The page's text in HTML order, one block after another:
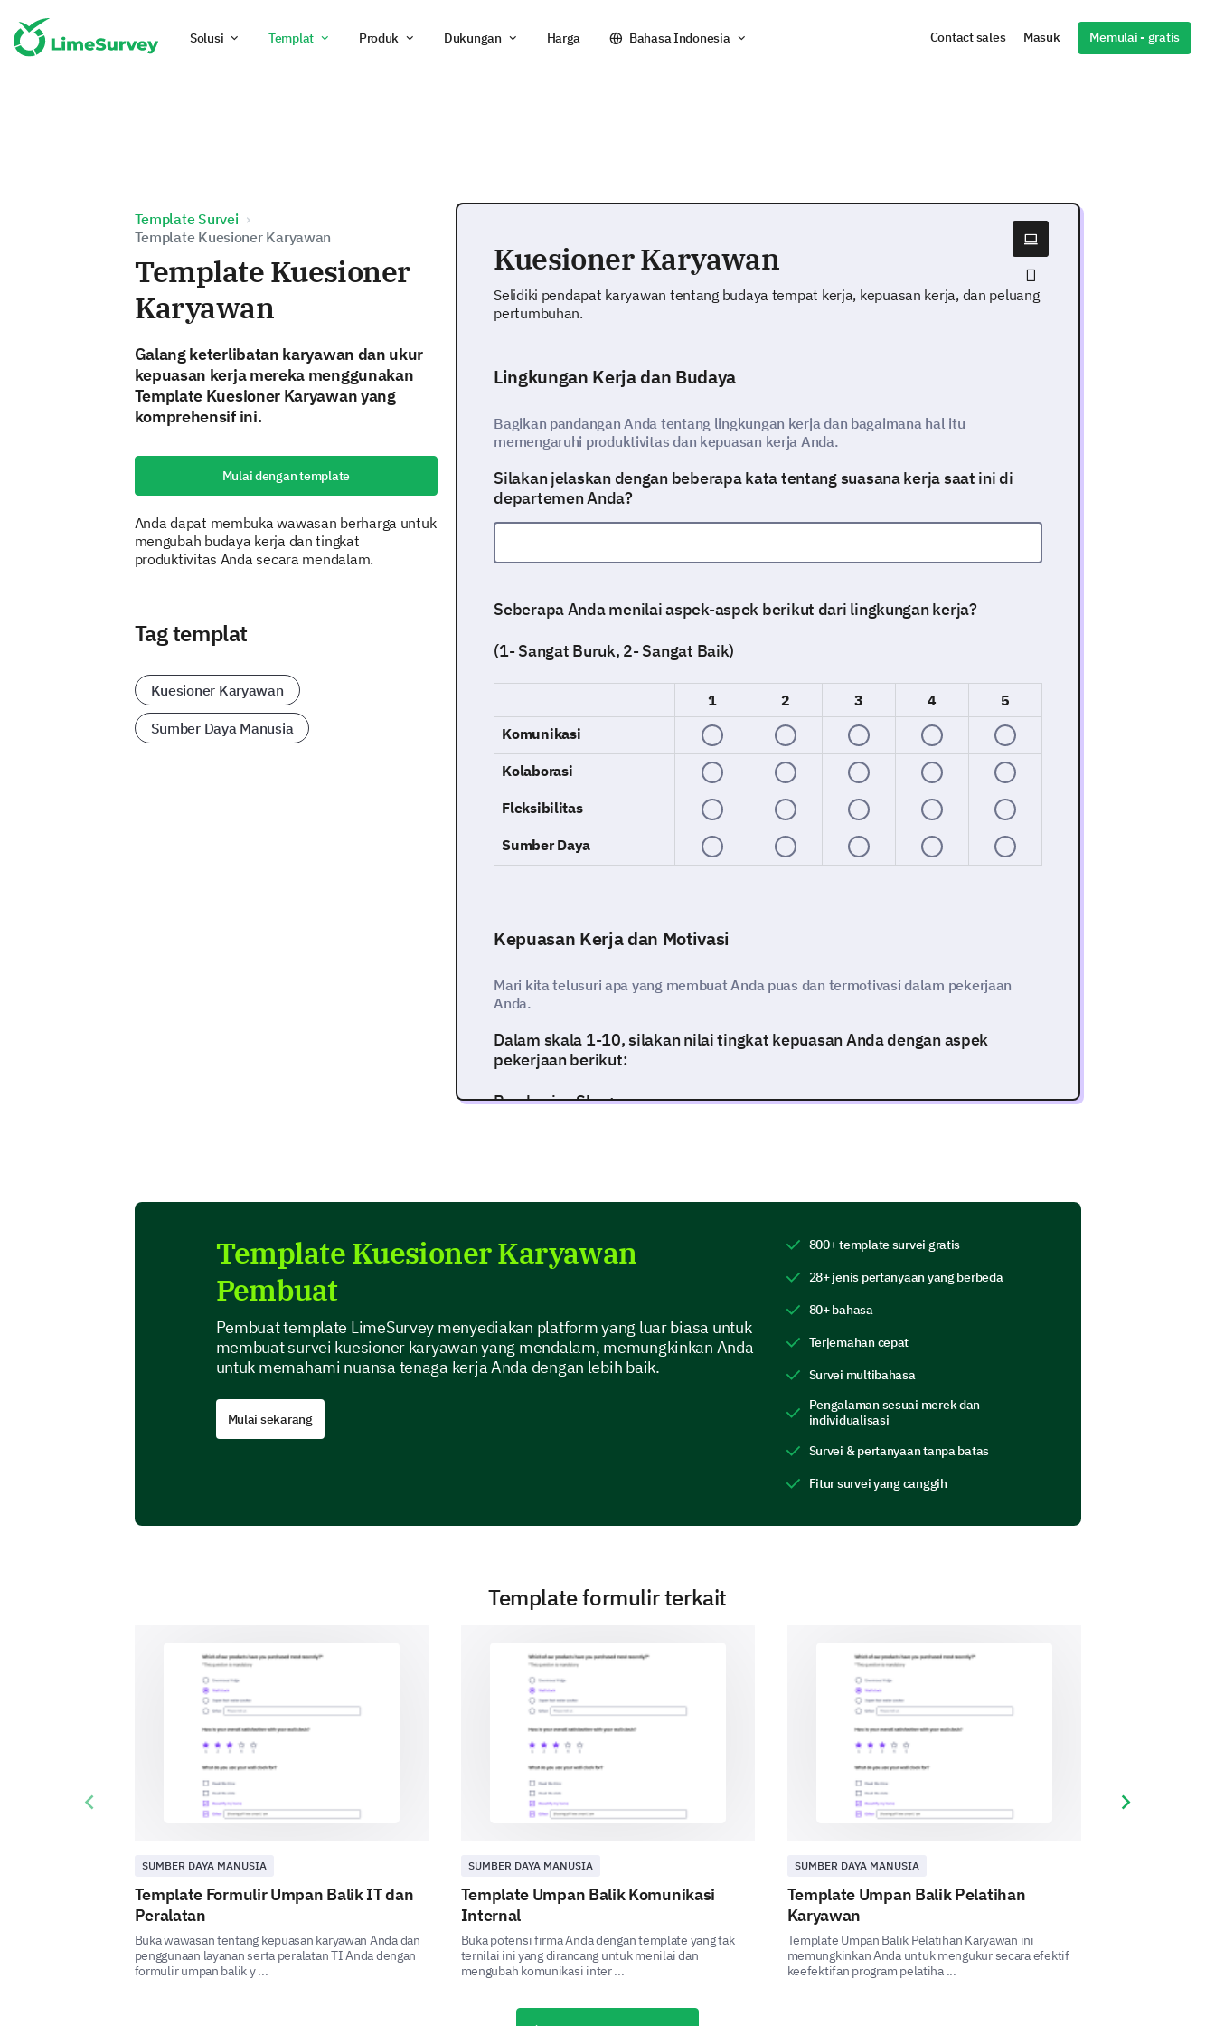
Solusi Templat Produk Dukungan Harga Bahasa Indonesia Contact sales Masuk Memulai - gratis
Template Survei
Template Kuesioner Karyawan
Template Kuesioner
Karyawan
Galang keterlibatan karyawan dan ukur
kepuasan kerja mereka menggunakan
Template Kuesioner Karyawan yang
komprehensif ini.
Mulai dengan template
Anda dapat membuka wawasan berharga untuk
mengubah budaya kerja dan tingkat
produktivitas Anda secara mendalam.
Tag templat
Kuesioner Karyawan
Sumber Daya Manusia
Kuesioner Karyawan
Selidiki pendapat karyawan tentang budaya tempat kerja, kepuasan kerja, dan peluang
pertumbuhan.
Lingkungan Kerja dan Budaya
Bagikan pandangan Anda tentang lingkungan kerja dan bagaimana hal itu
memengaruhi produktivitas dan kepuasan kerja Anda.
Silakan jelaskan dengan beberapa kata tentang suasana kerja saat ini di
departemen Anda?
Seberapa Anda menilai aspek-aspek berikut dari lingkungan kerja?
(1- Sangat Buruk, 2- Sangat Baik)
1 2 3 4
5
Komunikasi
Kolaborasi
Fleksibilitas
Sumber Daya
Kepuasan Kerja dan Motivasi
Mari kita telusuri apa yang membuat Anda puas dan termotivasi dalam pekerjaan
Anda.
Dalam skala 1-10, silakan nilai tingkat kepuasan Anda dengan aspek
pekerjaan berikut:
Pemberian Skor:
Gaji
Peluang kemajuan karir
Apa yang paling memotivasi Anda di tempat kerja?
Bantu kami untuk memahami bagaimana kami dapat membantu pertumbuhan dan
Apakah Anda telah menerima pelatihan yang cukup untuk menjalankan
pekerjaan Anda secara efektif?
Ya Tidak
Pelatihan tambahan atau peluang pengembangan profesional apa yang
Anda ingin lihat di masa depan?
Template Kuesioner Karyawan
Pembuat
Pembuat template LimeSurvey menyediakan platform yang luar biasa untuk
membuat survei kuesioner karyawan yang mendalam, memungkinkan Anda
untuk memahami nuansa tenaga kerja Anda dengan lebih baik.
Mulai sekarang
800+ template survei gratis
28+ jenis pertanyaan yang berbeda
80+ bahasa
Terjemahan cepat
Survei multibahasa
Pengalaman sesuai merek dan
individualisasi
Survei & pertanyaan tanpa batas
Fitur survei yang canggih
Template formulir terkait
SUMBER DAYA MANUSIA
Template Formulir Umpan Balik IT dan
Peralatan
Buka wawasan tentang kepuasan karyawan Anda dan
penggunaan layanan serta peralatan TI Anda dengan
formulir umpan balik y ...
SUMBER DAYA MANUSIA
Template Umpan Balik Komunikasi
Internal
Buka potensi firma Anda dengan template yang tak
ternilai ini yang dirancang untuk menilai dan
mengubah komunikasi inter ...
SUMBER DAYA MANUSIA
Template Umpan Balik Pelatihan
Karyawan
Template Umpan Balik Pelatihan Karyawan ini
memungkinkan Anda untuk mengukur secara efektif
keefektifan program pelatiha ...
Previous slide Next slide